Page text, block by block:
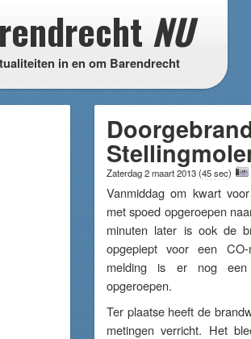
NU
in en om Barendrecht
Zaterdag 2 maart 2013(45 sec)
Vanmiddag om kwart
met spoed opgeroepen
minuten later is ook de
opgepiept voor een
melding is er nog een
opgeroepen.
Ter plaatse heeft de
metingen verricht. Het